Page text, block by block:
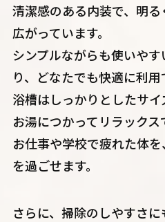
清潔感のある内装で、明
広がっています。
シンプルながらも使いや
り、どなたでも快適に利用
浴槽はしっかりとしたサ
お湯につかってリラックス
お仕事や学校で疲れた体
を過ごせます。
さらに、掃除のしやすさに